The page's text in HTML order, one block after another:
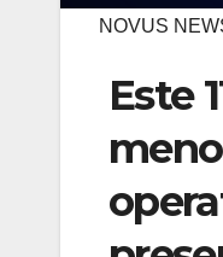
NOVUS
Este